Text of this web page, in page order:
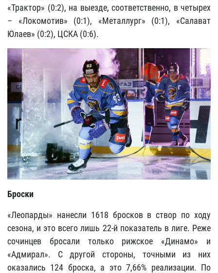
«Трактор» (0:2), на выезде, соответственно, в четырех
– «Локомотив» (0:1), «Металлург» (0:1), «Салават
Юлаев» (0:2), ЦСКА (0:6).
Броски
«Леопарды» нанесли 1618 бросков в створ по ходу
сезона, и это всего лишь 22-й показатель в лиге. Реже
сочинцев бросали только рижское «Динамо» и
«Адмирал». С другой стороны, точными из них
оказались 124 броска, а это 7,66% реализации. По